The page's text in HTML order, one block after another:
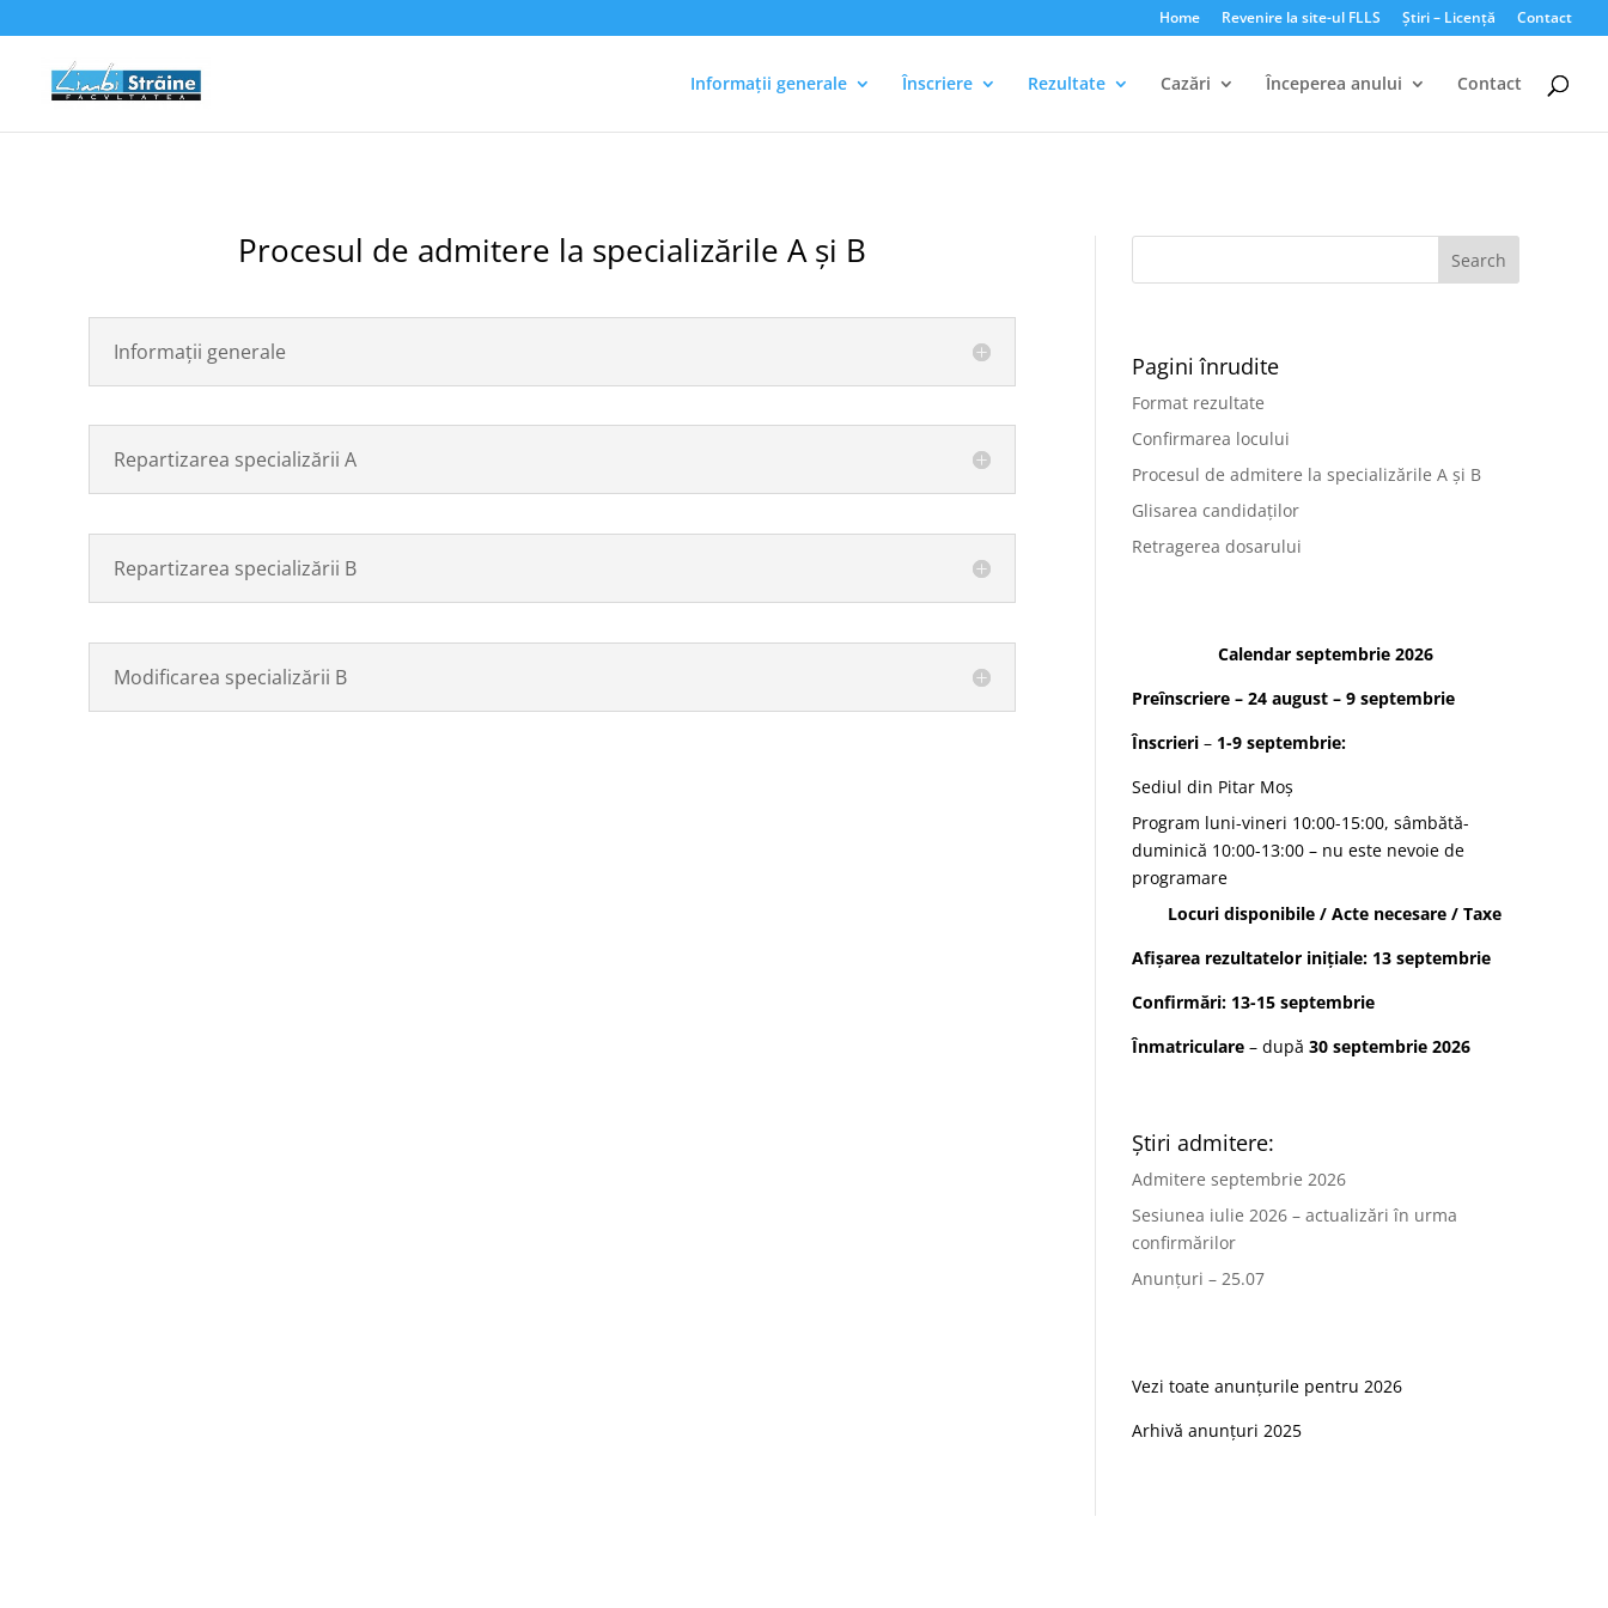
Home Revenire la site-ul FLLS Știri – Licență Contact
Informații generale Înscriere Rezultate Cazări Începerea anului Contact
Procesul de admitere la specializările A și B
Informații generale
Repartizarea specializării A
Repartizarea specializării B
Modificarea specializării B
Pagini înrudite
Format rezultate
Confirmarea locului
Procesul de admitere la specializările A și B
Glisarea candidaților
Retragerea dosarului
Calendar septembrie 2026
Preînscriere – 24 august – 9 septembrie
Înscrieri – 1-9 septembrie:
Sediul din Pitar Moș
Program luni-vineri 10:00-15:00, sâmbătă-
duminică 10:00-13:00 – nu este nevoie de
programare
Locuri disponibile /Acte necesare /Taxe
Afișarea rezultatelor inițiale: 13 septembrie
Confirmări: 13-15 septembrie
Înmatriculare – după30 septembrie 2026
Știri admitere:
Admitere septembrie 2026
Sesiunea iulie 2026 – actualizări în urma
confirmărilor
Anunțuri – 25.07
Vezi toate anunțurile pentru 2026
Arhivă anunțuri 2025